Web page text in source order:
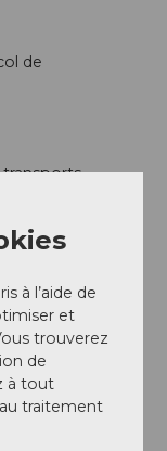
de
».
de trajet
à l’aide de
et
trouverez
de
à tout
traitement